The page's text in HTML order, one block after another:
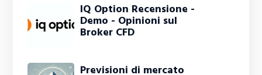
IQ Option Recensione -
Demo - Opinioni sul
Broker CFD
Previsioni di mercato